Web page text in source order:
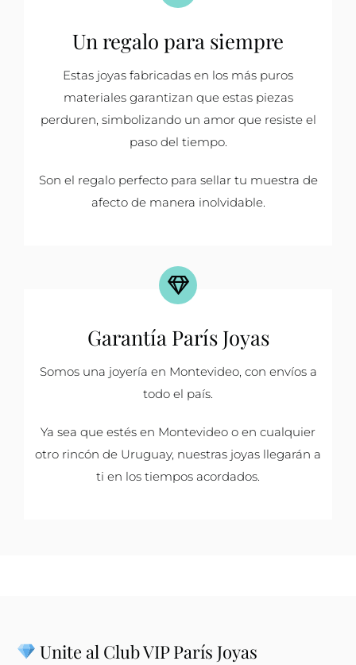
Un regalo para siempre
Estas joyas fabricadas en los más puros
materiales garantizan que estas piezas
perduren, simbolizando un amor que resiste el
paso del tiempo.
Son el regalo perfecto para sellar tu muestra de
afecto de manera inolvidable.
Garantía París Joyas
Somos una joyería en Montevideo, con envíos a
todo el país.
Ya sea que estés en Montevideo o en cualquier
otro rincón de Uruguay, nuestras joyas llegarán a
ti en los tiempos acordados.
Unite al Club VIP París Joyas